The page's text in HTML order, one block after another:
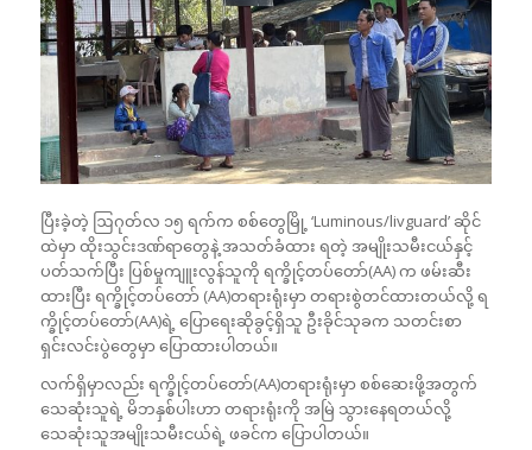
ပြီးခဲ့တဲ့ ဩဂုတ်လ ၁၅ ရက်က စစ်တွေမြို့ ‘Luminous/livguard’ ဆိုင်
ထဲမှာ ထိုးသွင်းဒဏ်ရာတွေနဲ့ အသတ်ခံထား ရတဲ့ အမျိုးသမီးငယ်နှင့်
ပတ်သက်ပြီး ပြစ်မှုကျူးလွန်သူကို ရက္ခိုင့်တပ်တော်(AA) က ဖမ်းဆီး
ထားပြီး ရက္ခိုင့်တပ်တော် (AA)တရားရုံးမှာ တရားစွဲတင်ထားတယ်လို့ ရ
က္ခိုင့်တပ်တော်(AA)ရဲ့ ပြောရေးဆိုခွင့်ရှိသူ ဦးခိုင်သုခက သတင်းစာ
ရှင်းလင်းပွဲတွေမှာ ပြောထားပါတယ်။
လက်ရှိမှာလည်း ရက္ခိုင့်တပ်တော်(AA)တရားရုံးမှာ စစ်ဆေးဖို့အတွက်
သေဆုံးသူရဲ့ မိဘနှစ်ပါးဟာ တရားရုံးကို အမြဲ သွားနေရတယ်လို့
သေဆုံးသူအမျိုးသမီးငယ်ရဲ့ ဖခင်က ပြောပါတယ်။